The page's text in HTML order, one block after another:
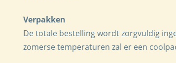
Verpakken
De totale bestelling wordt zorgvuldig
zomerse temperaturen zal er een